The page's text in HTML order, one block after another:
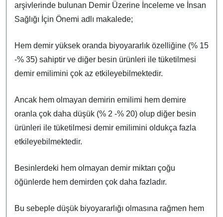
arşivlerinde bulunan Demir Üzerine İnceleme ve İnsan
Sağlığı İçin Önemi adlı makalede;
Hem demir yüksek oranda biyoyararlık özelliğine (% 15
-% 35) sahiptir ve diğer besin ürünleri ile tüketilmesi
demir emilimini çok az etkileyebilmektedir.
Ancak hem olmayan demirin emilimi hem demire
oranla çok daha düşük (% 2 -% 20) olup diğer besin
ürünleri ile tüketilmesi demir emilimini oldukça fazla
etkileyebilmektedir.
Besinlerdeki hem olmayan demir miktarı çoğu
öğünlerde hem demirden çok daha fazladır.
Bu sebeple düşük biyoyararlığı olmasına rağmen hem